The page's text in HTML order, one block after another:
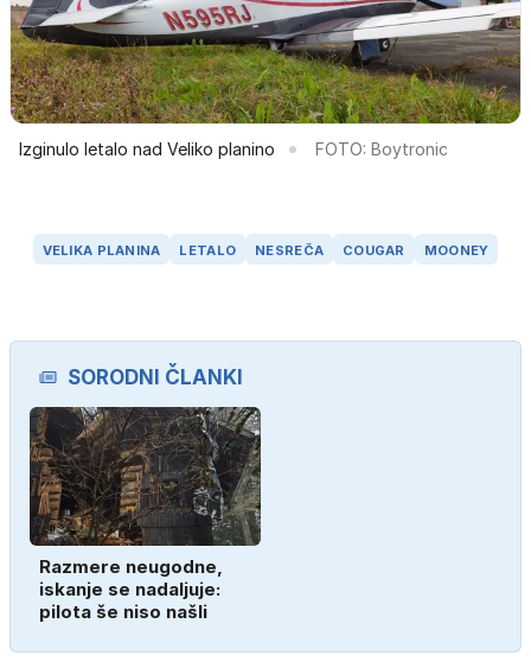
Izginulo letalo nad Veliko planino FOTO: Boytronic
VELIKA PLANINA LETALO NESREČA COUGAR MOONEY
SORODNI ČLANKI
Razmere neugodne,
iskanje se nadaljuje:
pilota še niso našli